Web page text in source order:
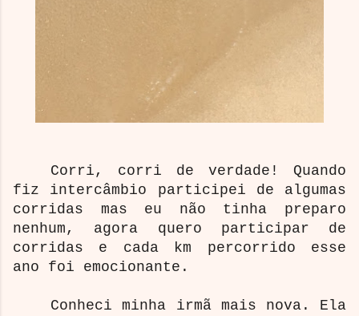
Corri, corri de verdade! Quando
fiz intercâmbio participei de algumas
corridas mas eu não tinha preparo
nenhum, agora quero participar de
corridas e cada km percorrido esse
ano foi emocionante.
Conheci minha irmã mais nova. Ela